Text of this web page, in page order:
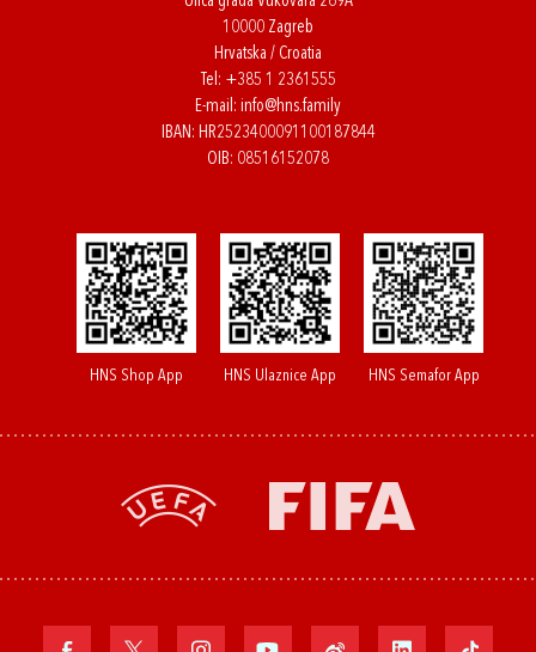
10000 Zagreb
Hrvatska / Croatia
Tel: +385 1 2361555
E-mail: info@hns.family
IBAN: HR2523400091100187844
OIB: 08516152078
HNS Shop App HNS Ulaznice App HNS Semafor App